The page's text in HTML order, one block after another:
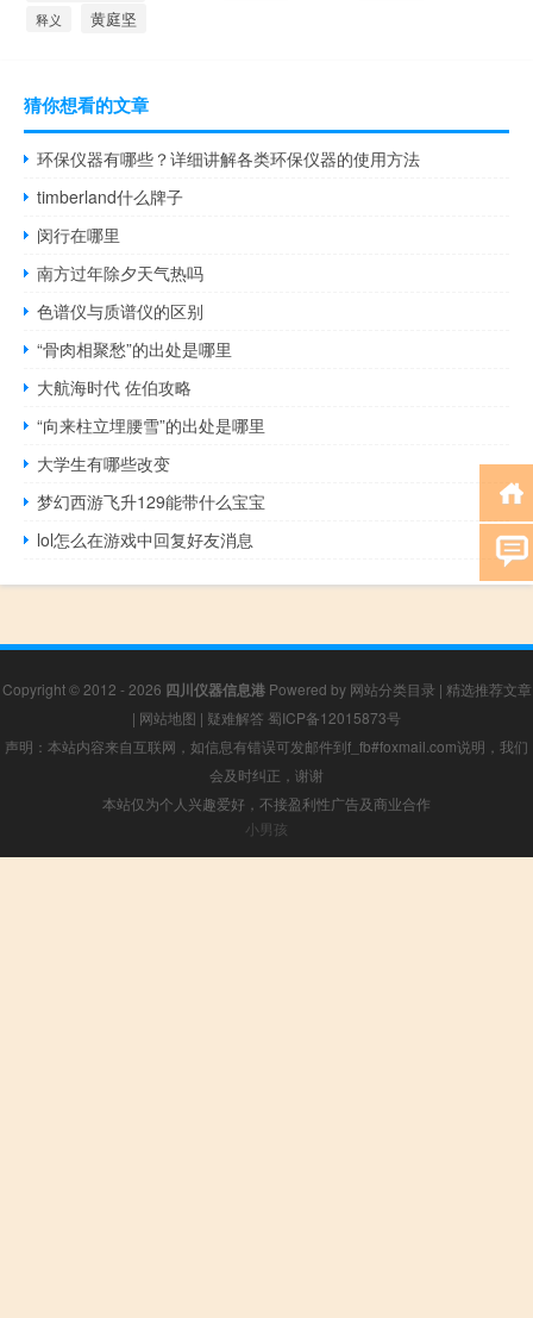
释义 黄庭坚
猜你想看的文章
环保仪器有哪些？详细讲解各类环保仪器的使用方法
timberland什么牌子
闵行在哪里
南方过年除夕天气热吗
色谱仪与质谱仪的区别
“骨肉相聚愁”的出处是哪里
大航海时代 佐伯攻略
“向来柱立埋腰雪”的出处是哪里
大学生有哪些改变
梦幻西游飞升129能带什么宝宝
lol怎么在游戏中回复好友消息
Copyright © 2012 - 2026 四川仪器信息港Powered by 网站分类目录 | 精选推荐文章
| 网站地图 | 疑难解答 蜀ICP备12015873号
声明：本站内容来自互联网，如信息有错误可发邮件到f_fb#foxmail.com说明，我们
会及时纠正，谢谢
本站仅为个人兴趣爱好，不接盈利性广告及商业合作
小男孩